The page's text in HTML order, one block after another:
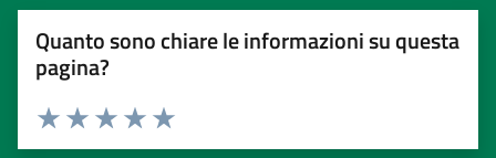
Quanto sono chiare le informazioni su questa
pagina?
Valuta 5 stelle su 5
Valuta 4 stelle su 5
Valuta 3 stelle su 5
Valuta 2 stelle su 5
Valuta 1 stelle su 5